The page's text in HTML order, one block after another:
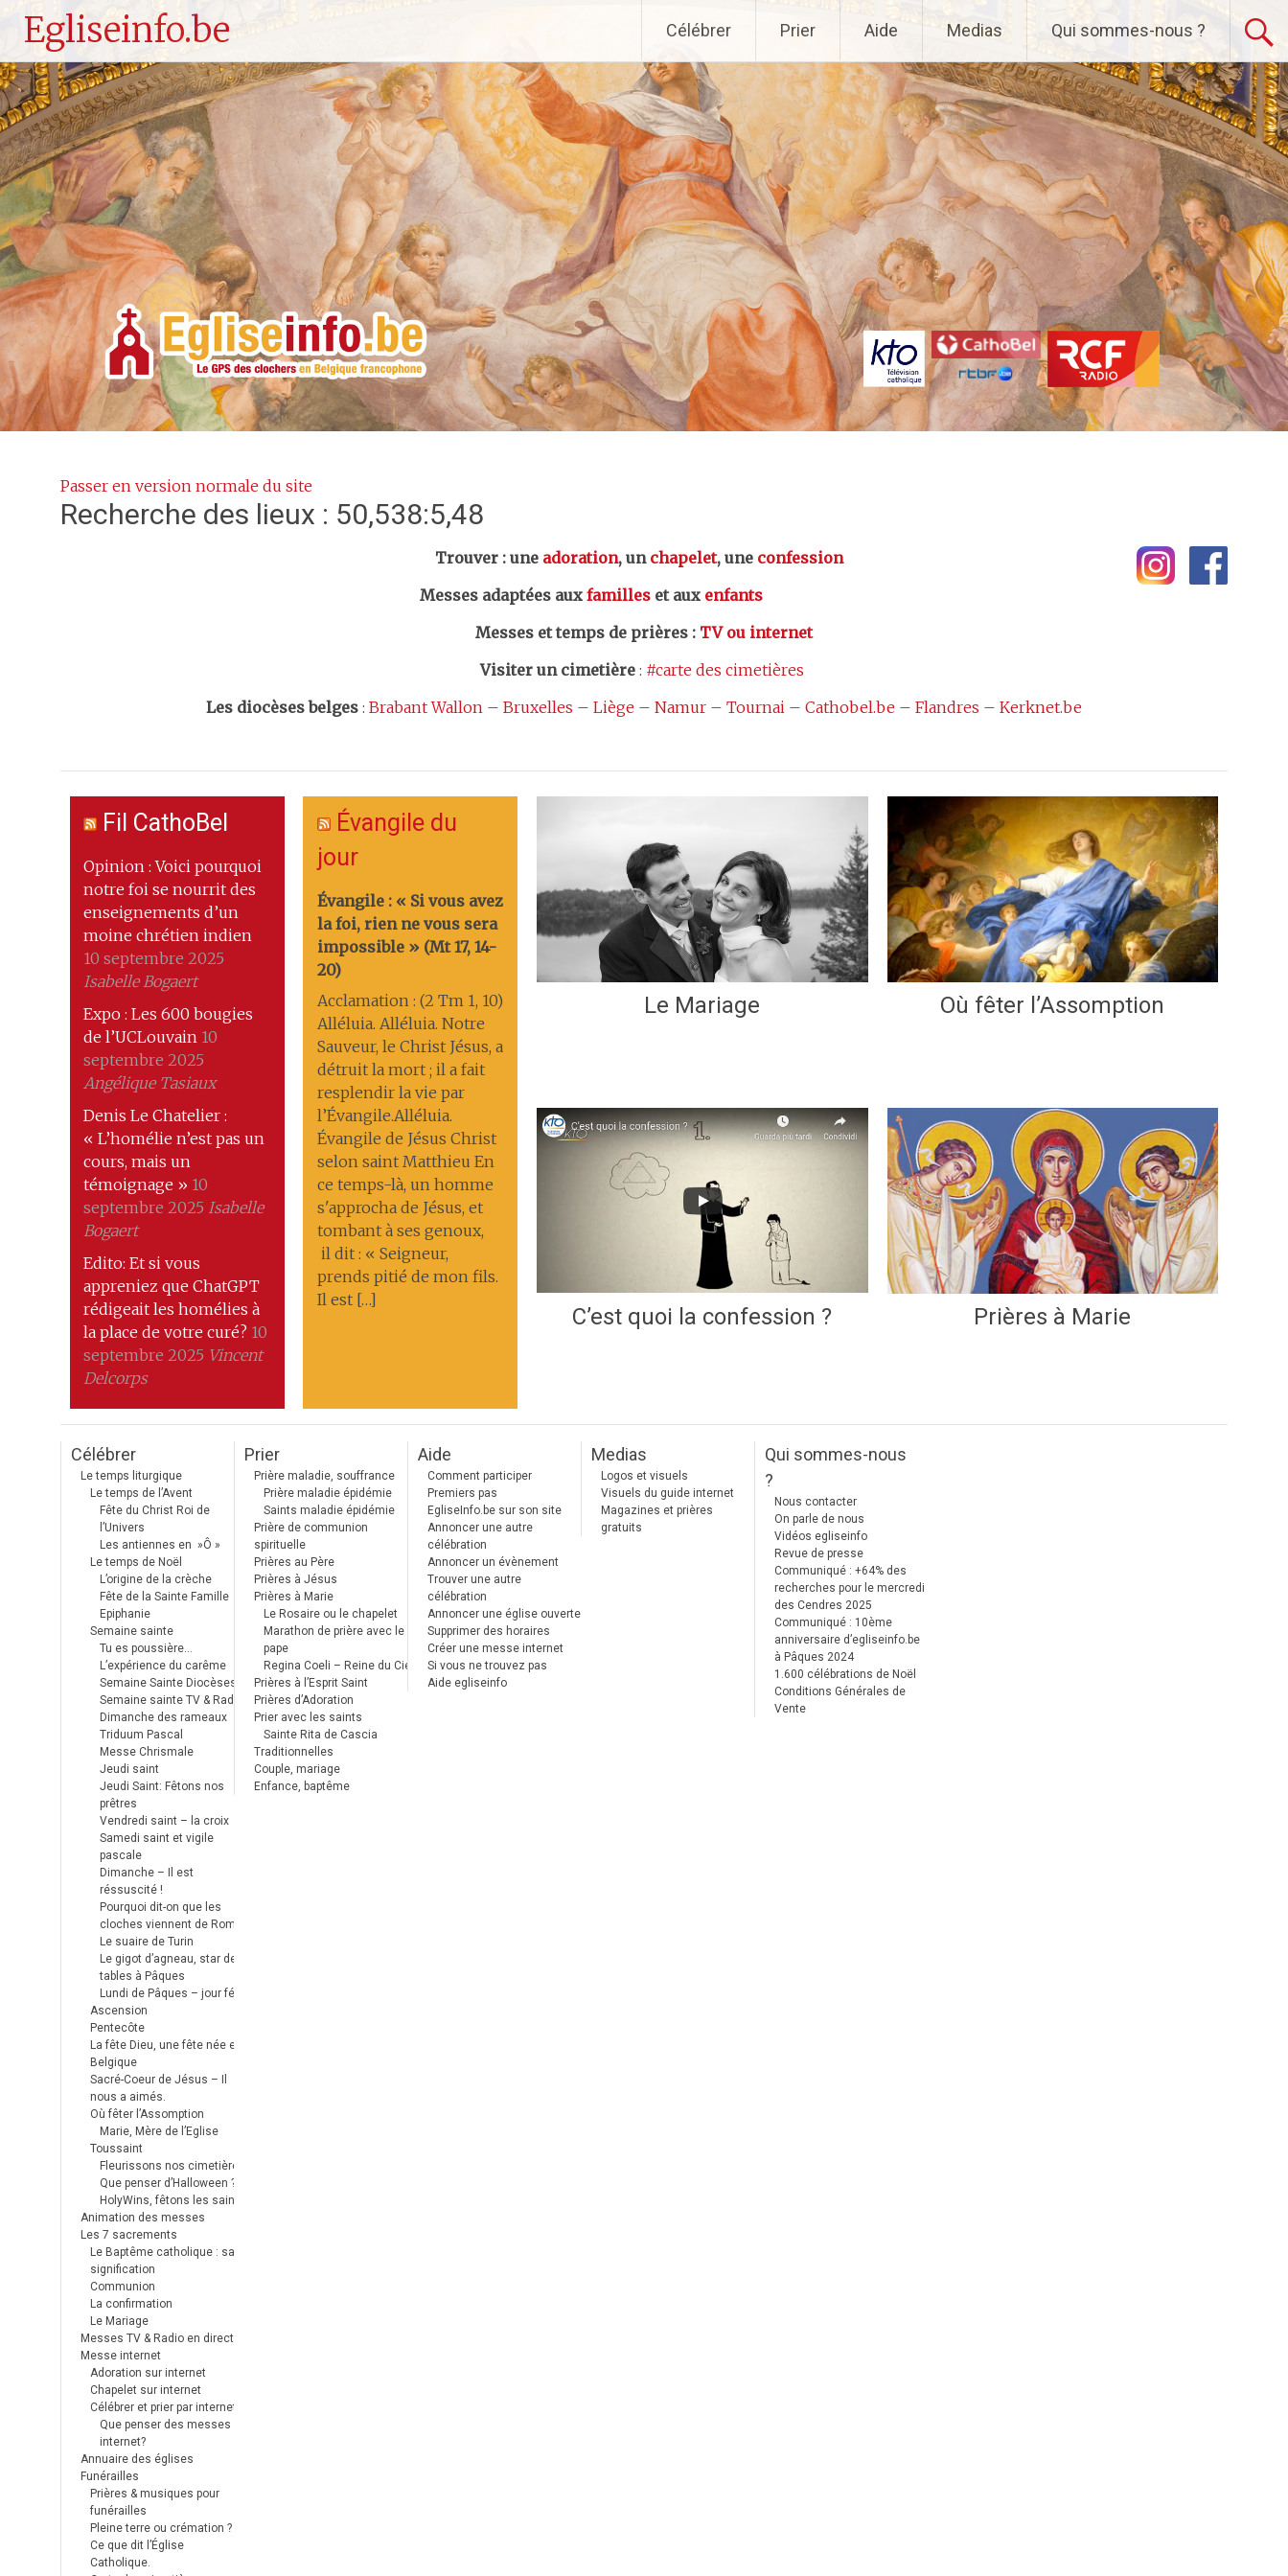
Egliseinfo.be
au
principal
Célébrer Prier Aide Medias Qui sommes-nous ?
Passer en version normale du site
Recherche des lieux : 50,538:5,48
Trouver : une adoration, un chapelet, une confession
Messes adaptées aux familles et aux enfants
Messes et temps de prières : TV ou internet
Visiter un cimetière : #carte des cimetières
Les diocèses belges : Brabant Wallon – Bruxelles – Liège – Namur – Tournai – Cathobel.be – Flandres – Kerknet.be
Fil CathoBel
Opinion : Voici pourquoi
notre foi se nourrit des
enseignements d’un
moine chrétien indien
10 septembre 2025
Isabelle Bogaert
Expo : Les 600 bougies
de l’UCLouvain 10
septembre 2025
Angélique Tasiaux
Denis Le Chatelier :
« L’homélie n’est pas un
cours, mais un
témoignage » 10
septembre 2025 Isabelle
Bogaert
Edito: Et si vous
appreniez que ChatGPT
rédigeait les homélies à
la place de votre curé? 10
septembre 2025 Vincent
Delcorps
Évangile du
jour
Évangile : « Si vous avez
la foi, rien ne vous sera
impossible » (Mt 17, 14-
20)
Acclamation : (2 Tm 1, 10)
Alléluia. Alléluia. Notre
Sauveur, le Christ Jésus, a
détruit la mort ; il a fait
resplendir la vie par
l’Évangile.Alléluia.
Évangile de Jésus Christ
selon saint Matthieu En
ce temps-là, un homme
s'approcha de Jésus, et
tombant à ses genoux,
il dit : « Seigneur,
prends pitié de mon fils.
Il est […]
Le Mariage Où fêter l’Assomption
C’est quoi la confession ? Prières à Marie
Célébrer
Le temps liturgique
Le temps de l’Avent
Fête du Christ Roi de
l’Univers
Les antiennes en »Ô »
Le temps de Noël
L’origine de la crèche
Fête de la Sainte Famille
Epiphanie
Semaine sainte
Tu es poussière…
L’expérience du carême
Semaine Sainte Diocèses
Semaine sainte TV & Radio
Dimanche des rameaux
Triduum Pascal
Messe Chrismale
Jeudi saint
Jeudi Saint: Fêtons nos
prêtres
Vendredi saint – la croix
Samedi saint et vigile
pascale
Dimanche – Il est
réssuscité !
Pourquoi dit-on que les
cloches viennent de Rome ?
Le suaire de Turin
Le gigot d’agneau, star des
tables à Pâques
Lundi de Pâques – jour férié
Ascension
Pentecôte
La fête Dieu, une fête née en
Belgique
Sacré-Coeur de Jésus – Il
nous a aimés.
Où fêter l’Assomption
Marie, Mère de l’Eglise
Toussaint
Fleurissons nos cimetières
Que penser d’Halloween ?
HolyWins, fêtons les saints !
Animation des messes
Les 7 sacrements
Le Baptême catholique : sa
signification
Communion
La confirmation
Le Mariage
Messes TV & Radio en direct
Messe internet
Adoration sur internet
Chapelet sur internet
Célébrer et prier par internet
Que penser des messes
internet?
Annuaire des églises
Funérailles
Prières & musiques pour
funérailles
Pleine terre ou crémation ?
Ce que dit l’Église
Catholique.
Prier
Prière maladie, souffrance
Prière maladie épidémie
Saints maladie épidémie
Prière de communion
spirituelle
Prières au Père
Prières à Jésus
Prières à Marie
Le Rosaire ou le chapelet
Marathon de prière avec le
pape
Regina Coeli – Reine du Ciel
Prières à l’Esprit Saint
Prières d’Adoration
Prier avec les saints
Sainte Rita de Cascia
Traditionnelles
Couple, mariage
Enfance, baptême
Aide
Comment participer
Premiers pas
EgliseInfo.be sur son site
Annoncer une autre
célébration
Annoncer un évènement
Trouver une autre
célébration
Annoncer une église ouverte
Supprimer des horaires
Créer une messe internet
Si vous ne trouvez pas
Aide egliseinfo
Medias
Logos et visuels
Visuels du guide internet
Magazines et prières
gratuits
Qui sommes-nous
?
Nous contacter
On parle de nous
Vidéos egliseinfo
Revue de presse
Communiqué : +64% des
recherches pour le mercredi
des Cendres 2025
Communiqué : 10ème
anniversaire d’egliseinfo.be
à Pâques 2024
1.600 célébrations de Noël
Conditions Générales de
Vente